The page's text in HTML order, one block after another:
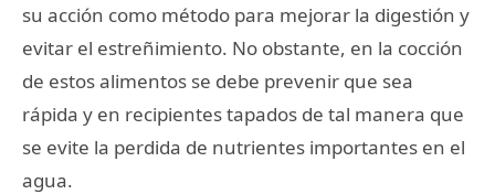
su acción como método para mejorar la digestión y
evitar el estreñimiento. No obstante, en la cocción
de estos alimentos se debe prevenir que sea
rápida y en recipientes tapados de tal manera que
se evite la perdida de nutrientes importantes en el
agua.